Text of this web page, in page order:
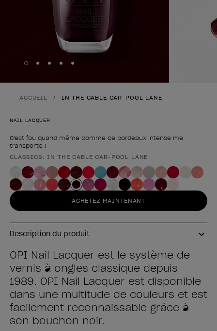
Skip to slide
Skip to slide
Skip to slide
Skip to slide
Skip to slide
ACCUEIL IN THE CABLE CAR-POOL LANE
NAIL LACQUER
C'est fou quand même comme ce bordeaux intense me
transporte !
Forme du produit
CLASSICS: IN THE CABLE CAR-POOL LANE
ACHETEZ MAINTENANT
Description du produit
OPI Nail Lacquer est le système de
vernis à ongles classique depuis
1989. OPI Nail Lacquer est disponible
dans une multitude de couleurs et est
facilement reconnaissable grâce à
son bouchon noir.